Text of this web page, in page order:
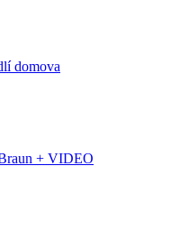
domova
+ VIDEO